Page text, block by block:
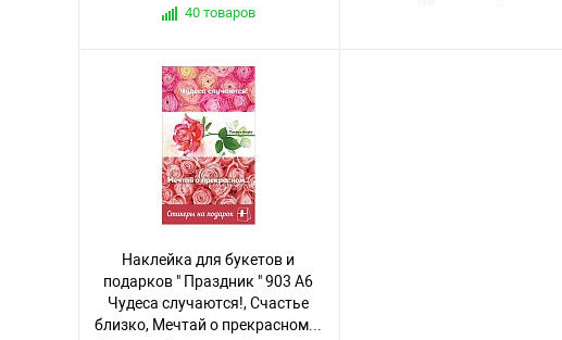
40 товаров
Наклейка для букетов и
подарков " Праздник " 903 А6
Чудеса случаются!, Счастье
близко, Мечтай о прекрасном...